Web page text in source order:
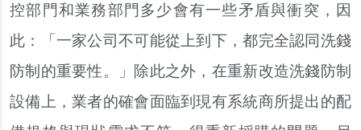
控部門和業務部門多少會有一些矛盾與衝突，因
此：「一家公司不可能從上到下，都完全認同洗錢
防制的重要性。」除此之外，在重新改造洗錢防制
設備上，業者的確會面臨到現有系統商所提出的配